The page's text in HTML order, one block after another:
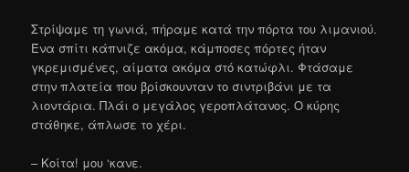
Στρίψαμε τη γωνιά, πήραμε κατά την πόρτα του λιμανιού.
Ένα σπίτι κάπνιζε ακόμα, κάμποσες πόρτες ήταν
γκρεμισμένες, αίματα ακόμα στό κατώφλι. Φτάσαμε
στην πλατεία που βρίσκουνταν το σιντριβάνι με τα
λιοντάρια. Πλάι ο μεγάλος γεροπλάτανος. Ο κύρης
στάθηκε, άπλωσε το χέρι.
– Κοίτα! μου ‘κανε.